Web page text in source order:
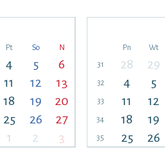
Pt So
N
4 5 6
11 12 13
18 19 20
25 26 27
1 2 3
Pn
Wt
31
28 29
32 4 5
33 11 12
34 18 19
35 25 26